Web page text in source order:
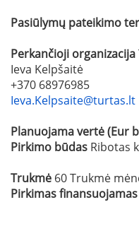
Pasiūlymų pateikimo
Perkančioji organizacija
Ieva Kelpšaitė
+370 68976985
Ieva.Kelpsaite@turtas.lt
Planuojama vertė (Eur
Pirkimo būdas Ribotas
Trukmė 60 Trukmė
Pirkimas